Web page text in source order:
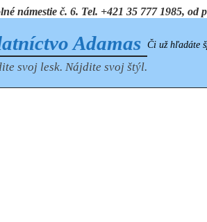
námestie č. 6. Tel. +421 35 777 1985, od
Adamas
svoj lesk. Nájdite svoj štýl.
Či už hľadáte